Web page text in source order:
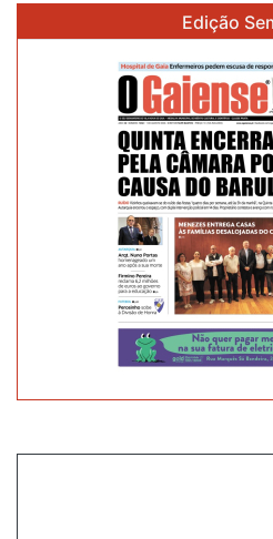
Avintes
abre
este
sábado
Edição